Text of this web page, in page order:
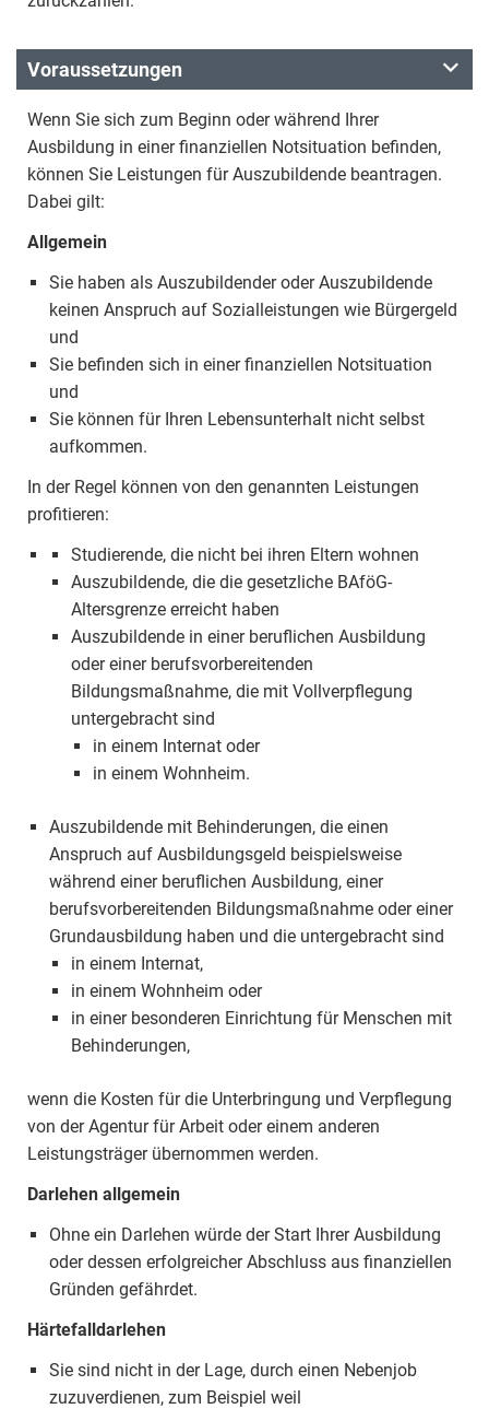
Voraussetzungen
Wenn Sie sich zum Beginn oder während Ihrer
Ausbildung in einer finanziellen Notsituation befinden,
können Sie Leistungen für Auszubildende beantragen.
Dabei gilt:
Allgemein
Sie haben als Auszubildender oder Auszubildende
keinen Anspruch auf Sozialleistungen wie Bürgergeld
und
Sie befinden sich in einer finanziellen Notsituation
und
Sie können für Ihren Lebensunterhalt nicht selbst
aufkommen.
In der Regel können von den genannten Leistungen
profitieren:
Studierende, die nicht bei ihren Eltern wohnen
Auszubildende, die die gesetzliche BAföG-
Altersgrenze erreicht haben
Auszubildende in einer beruflichen Ausbildung
oder einer berufsvorbereitenden
Bildungsmaßnahme, die mit Vollverpflegung
untergebracht sind
in einem Internat oder
in einem Wohnheim.
Auszubildende mit Behinderungen, die einen
Anspruch auf Ausbildungsgeld beispielsweise
während einer beruflichen Ausbildung, einer
berufsvorbereitenden Bildungsmaßnahme oder einer
Grundausbildung haben und die untergebracht sind
in einem Internat,
in einem Wohnheim oder
in einer besonderen Einrichtung für Menschen mit
Behinderungen,
wenn die Kosten für die Unterbringung und Verpflegung
von der Agentur für Arbeit oder einem anderen
Leistungsträger übernommen werden.
Darlehen allgemein
Ohne ein Darlehen würde der Start Ihrer Ausbildung
oder dessen erfolgreicher Abschluss aus finanziellen
Gründen gefährdet.
Härtefalldarlehen
Sie sind nicht in der Lage, durch einen Nebenjob
zuzuverdienen, zum Beispiel weil